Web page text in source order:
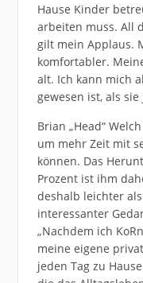
Hause Kinder
arbeiten muss. All
gilt mein Applaus.
komfortabler.
alt. Ich kann mich
gewesen ist, als
Brian „Head“
um mehr Zeit mit
können. Das
Prozent ist ihm
deshalb leichter
interessanter
„Nachdem ich
meine eigene
jeden Tag zu